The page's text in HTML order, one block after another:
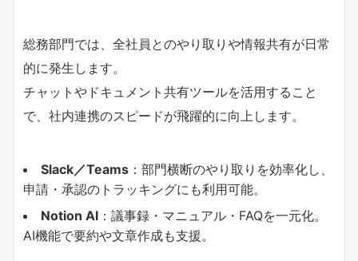
総務部門では、全社員とのやり取りや情報共有が日常
的に発生します。
チャットやドキュメント共有ツールを活用すること
で、社内連携のスピードが飛躍的に向上します。
Slack／Teams ：部門横断のやり取りを効率化し、
申請・承認のトラッキングにも利用可能。
Notion AI ：議事録・マニュアル・FAQを一元化。
AI機能で要約や文章作成も支援。